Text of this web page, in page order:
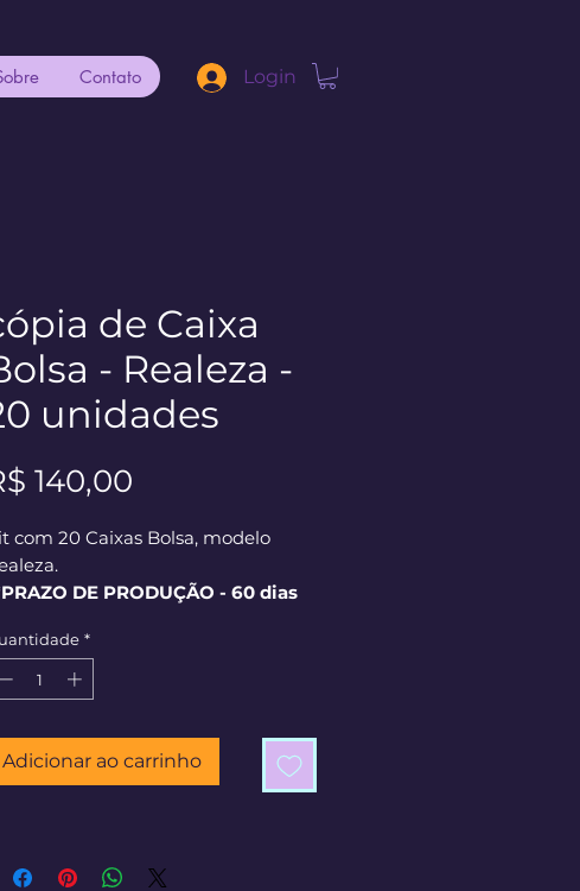
Contato Login
de Caixa
- Realeza -
unidades
140,00
com 20 Caixas Bolsa, modelo
DE PRODUÇÃO - 60 dias
*
Adicionar ao carrinho